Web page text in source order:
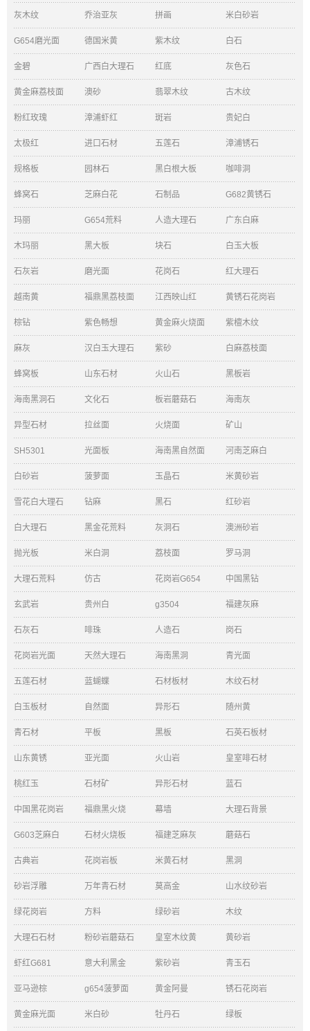
灰木纹 乔治亚灰 拼画 米白砂岩
G654磨光面 德国米黄 紫木纹 白石
金碧 广西白大理石 红底 灰色石
黄金麻荔枝面 澳砂 翡翠木纹 古木纹
粉红玫瑰 漳浦虾红 斑岩 贵妃白
太极红 进口石材 五莲石 漳浦锈石
规格板 园林石 黑白根大板 咖啡洞
蜂窝石 芝麻白花 石制品 G682黄锈石
玛丽 G654荒料 人造大理石 广东白麻
木玛丽 黑大板 块石 白玉大板
石灰岩 磨光面 花岗石 红大理石
越南黄 福鼎黑荔枝面 江西映山红 黄锈石花岗岩
棕钻 紫色畅想 黄金麻火烧面 紫檀木纹
麻灰 汉白玉大理石 紫砂 白麻荔枝面
蜂窝板 山东石材 火山石 黑板岩
海南黑洞石 文化石 板岩蘑菇石 海南灰
异型石材 拉丝面 火烧面 矿山
SH5301 光面板 海南黑自然面 河南芝麻白
白砂岩 菠萝面 玉晶石 米黄砂岩
雪花白大理石 钻麻 黑石 红砂岩
白大理石 黑金花荒料 灰洞石 澳洲砂岩
抛光板 米白洞 荔枝面 罗马洞
大理石荒料 仿古 花岗岩G654 中国黑钻
玄武岩 贵州白 g3504 福建灰麻
石灰石 啡珠 人造石 岗石
花岗岩光面 天然大理石 海南黑洞 青光面
五莲石材 蓝蝴蝶 石材板材 木纹石材
白玉板材 自然面 异形石 随州黄
青石材 平板 黑板 石英石板材
山东黄锈 亚光面 火山岩 皇室啡石材
桃红玉 石材矿 异形石材 蓝石
中国黑花岗岩 福鼎黑火烧 幕墙 大理石背景
G603芝麻白 石材火烧板 福建芝麻灰 蘑菇石
古典岩 花岗岩板 米黄石材 黑洞
砂岩浮雕 万年青石材 莫高金 山水纹砂岩
绿花岗岩 方料 绿砂岩 木纹
大理石石材 粉砂岩蘑菇石 皇室木纹黄 黄砂岩
虾红G681 意大利黑金 紫砂岩 青玉石
亚马逊棕 g654菠萝面 黄金阿曼 锈石花岗岩
黄金麻光面 米白砂 牡丹石 绿板